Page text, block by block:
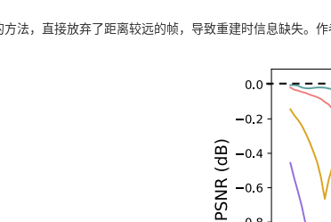
法，直接放弃了距离较远的帧，导致重建时信息缺失。